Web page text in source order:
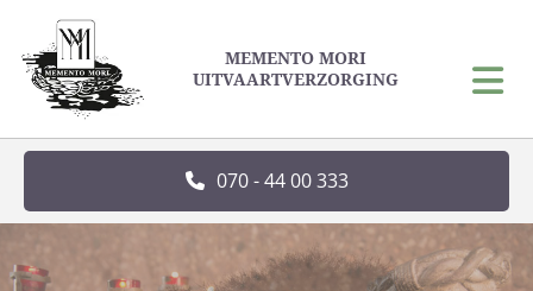
MEMENTO MORI
UITVAARTVERZORGING
070 - 44 00 333